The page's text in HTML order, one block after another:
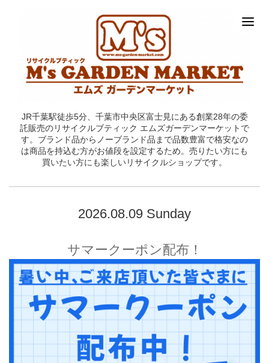
JR千葉駅徒歩5分、千葉市中央区富士見にある創業28年の委
託販売のリサイクルブティック エムズガーデンマーケットで
す。ブランド品からノーブランド品まで品数豊富で格安なの
は商品を持込む方がお値段を設定するため。売りたい方にも
買いたい方にも楽しいリサイクルショップです。
2026.08.09 Sunday
サマークーポン配布！